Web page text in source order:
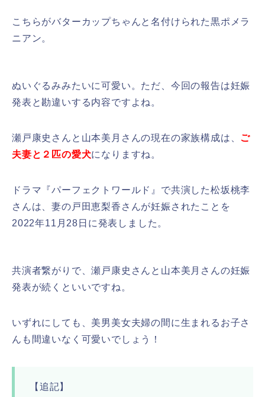
こちらがバターカップちゃんと名付けられた黒ポメラ
ニアン。
ぬいぐるみみたいに可愛い。ただ、今回の報告は妊娠
発表と勘違いする内容ですよね。
瀬戸康史さんと山本美月さんの現在の家族構成は、 ご
夫妻と２匹の愛犬になりますね。
ドラマ『パーフェクトワールド』で共演した松坂桃李
さんは、妻の戸田恵梨香さんが妊娠されたことを
2022年11月28日に発表しました。
共演者繋がりで、瀬戸康史さんと山本美月さんの妊娠
発表が続くといいですね。
いずれにしても、美男美女夫婦の間に生まれるお子さ
んも間違いなく可愛いでしょう！
【追記】